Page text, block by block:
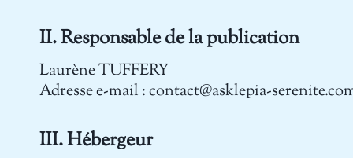
II. Responsable de la publication
Laurène TUFFERY
Adresse e-mail : contact@asklepia-
III. Hébergeur